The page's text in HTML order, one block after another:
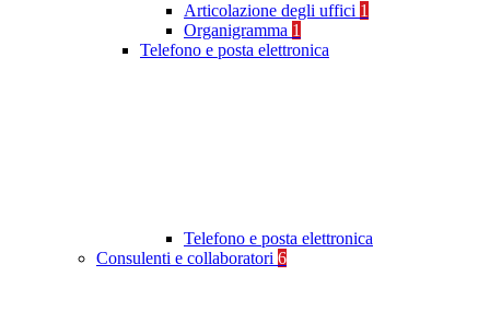
Articolazione degli uffici 1
Organigramma 1
Telefono e posta elettronica
Telefono e posta elettronica
Consulenti e collaboratori 6